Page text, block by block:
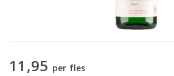
11,95 per fles